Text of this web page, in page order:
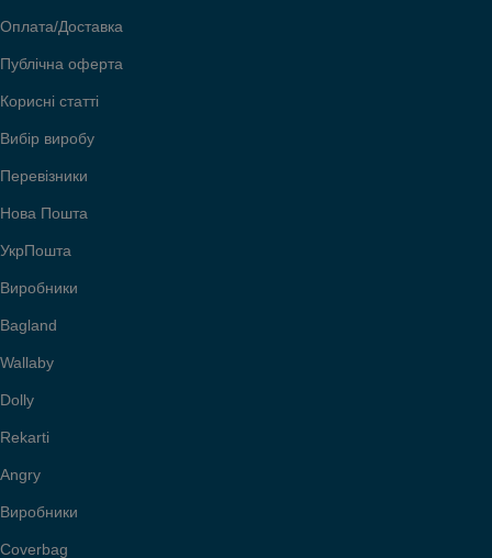
Оплата/Доставка
Публічна оферта
Корисні статті
Вибір виробу
Перевізники
Нова Пошта
УкрПошта
Виробники
Bagland
Wallaby
Dolly
Rekarti
Angry
Виробники
Coverbag